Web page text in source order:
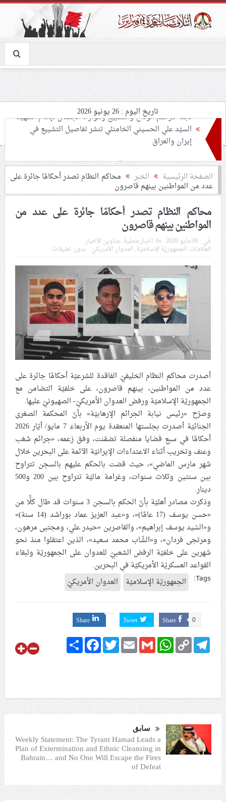
تاريخ اليوم : 26 يونيو 2026
تحذيرات من استغلال الأوضاع في غزّة لإشعال صراعات
داخليّة تخدم الاحتلال
ملفّ إنسانيّ مؤلم.. الأسيرات الفلسطينيّات بين القمع
والإهمال الطبي
55 مأتمًا وحسينيّة يعترضون على الإجراءات القمعيّة للنظام
في موسم عاشوراء
ويعتقل العشرات من الشبّان
الموقف الأسبوعيّ: شعب البحرين سيقطع الأيدي التي تنال
من شعائر عاشوراء.. ولن يساوم على هويّته وقيمه في
الحريّة والتحرير
مقال: عاشوراء البحرين… ميدان جهاد بالكلمة
الفقيه القائد قاسم: لن تقتلوا الحسين.. إنّ الحسين سيقتل
طاغوتيّتكم
انطلاق المحادثات الإيرانيّة- الأمريكيّة في سويسرا
علماء البحرين: طلب الترخيص والإجازة من السلطة في
ممارسة الشعائر الحسينيّة هو في حقيقته محاربة لقضيّة
لجنة مراسم الوداع والتشييع ومواراة الجثمان للإمام الشهيد
السيّد علي الحسيني الخامنئي تنشر تفاصيل التشييع في
إيران والعراق
الصفحة الرئيسية الخبر محاكم النظام تصدر أحكامًا جائرة على
عدد من المواطنين بينهم قاصرون
محاكم النظام تصدر أحكامًا جائرة على عدد من
المواطنين بينهم قاصرون
في :06 مايو 2026 In: اخبار محلية,عناوين الأخبار
العلامات: الجمهوريّة الإسلاميّة, العدوان الأمريكيّ بدون تعليقات
أصدرت محاكم النظام الخليفيّ الفاقدة للشرعيّة أحكامًا جائرة على
عدد من المواطنين، بينهم قاصرون، على خلفيّة التضامن مع
الجمهوريّة الإسلاميّة ورفض العدوان الأمريكيّ- الصهيونيّ عليها.
وصرّح «رئيس نيابة الجرائم الإرهابيّة» بأنّ المحكمة الصغرى
الجنائيّة أصدرت بجلستها المنعقدة يوم الأربعاء 7 مايو/ أيّار 2026
أحكامًا في سبع قضايا منفصلة تضمّنت، وفق زعمه، «جرائم شغب
وعنف وتخريب أثناء الاعتداءات الإيرانيّة الآثمة على البحرين خلال
شهر مارس الماضي»، حيث قضت بالحكم عليهم بالسجن تتراوح
بين سنتين وثلاث سنوات، وغرامة ماليّة تتراوح بين 200 و500
دينار.
وذكرت مصادر أهليّة بأنّ الحكم بالسجن 3 سنوات قد طال كلًّا من
«حسن يوسف (17 عامًا)»، و«عبد العزيز عماد بوراشد (14 سنة)»
و«السّيد يوسف إبراهيم»، والقاصرين «حيدر علي، ومجتبى مرهون،
ومرتجى فردان»، و«الشّاب محمد سعيد»، الذين اعتقلوا منذ نحو
شهرين على خلفيّة الرفض الشعبيّ للعدوان على الجمهوريّة ولبقاء
القواعد العسكريّة الأمريكيّة في البحرين.
Tags: الجمهوريّة الإسلاميّة العدوان الأمريكيّ
Share 0
Tweet
Share
ShareFacebookTwitterEmailGmail
WhatsApp Copy
Link
Telegram
سابق
Weekly Statement: The Tyrant Hamad Leads a
Plan of Extermination and Ethnic Cleansing in
Bahrain… and No One Will Escape the Fires
of Defeat